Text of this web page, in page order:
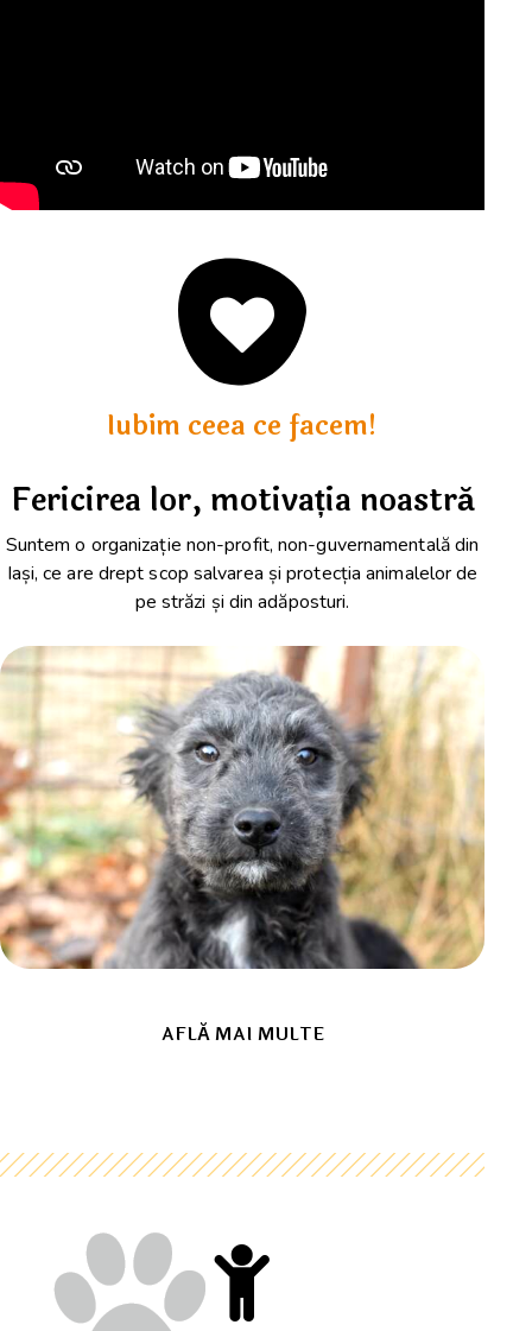
Iubim ceea ce facem!
Fericirea lor, motivația noastră
Suntem o organizație non-profit, non-guvernamentală din
Iași, ce are drept scop salvarea și protecția animalelor de
pe străzi și din adăposturi.
AFLĂ MAI MULTE